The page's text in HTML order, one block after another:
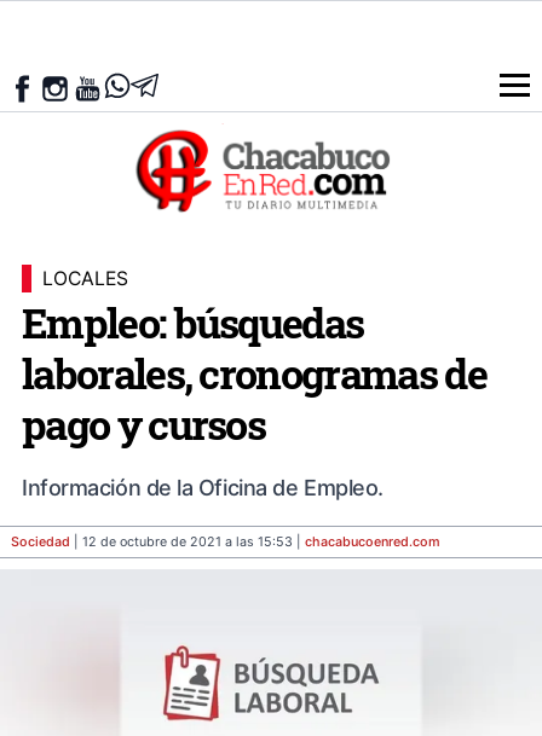
LOCALES
Empleo: búsquedas
laborales, cronogramas de
pago y cursos
Información de la Oficina de Empleo.
Sociedad | 12 de octubre de 2021 a las 15:53 | chacabucoenred.com